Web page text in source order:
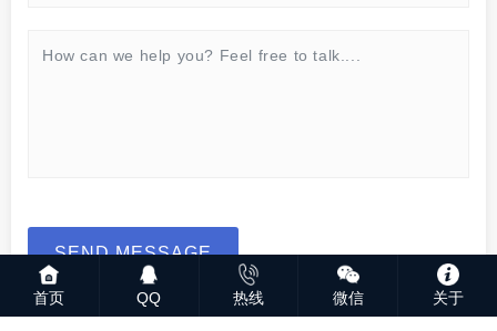
SEND MESSAGE
首页 QQ 热线 微信 关于